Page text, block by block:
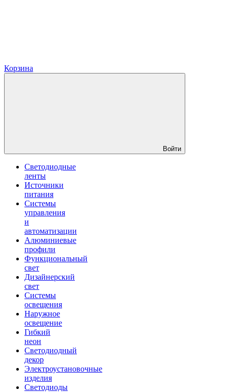
Корзина
Войти
Светодиодные
ленты
Источники
питания
Системы
управления
и
автоматизации
Алюминиевые
профили
Функциональный
свет
Дизайнерский
свет
Системы
освещения
Наружное
освещение
Гибкий
неон
Светодиодный
декор
Электроустановочные
изделия
Светодиоды